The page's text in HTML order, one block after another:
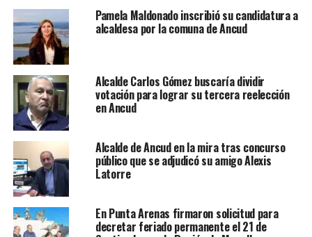
Pamela Maldonado inscribió su candidatura a
alcaldesa por la comuna de Ancud
Alcalde Carlos Gómez buscaría dividir
votación para lograr su tercera reelección
en Ancud
Alcalde de Ancud en la mira tras concurso
público que se adjudicó su amigo Alexis
Latorre
En Punta Arenas firmaron solicitud para
decretar feriado permanente el 21 de